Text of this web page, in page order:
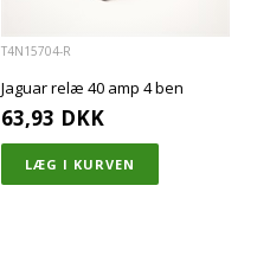
T4N15704-R
Jaguar relæ 40 amp 4 ben
63,93 DKK